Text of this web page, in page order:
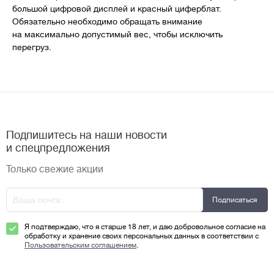
большой цифровой дисплей и красный циферблат.
Обязательно необходимо обращать внимание
на максимально допустимый вес, чтобы исключить
перегруз.
Подпишитесь на наши новости
и спецпредложения
Только свежие акции
Я подтверждаю, что я старше 18 лет, и даю добровольное согласие на
обработку и хранение своих персональных данных в соответствии с
Пользовательским соглашением.